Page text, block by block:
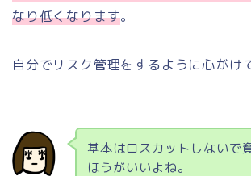
なり低くなります。
自分でリスク管理をするように心がけ
基本はロスカットしないで
ほうがいいよね。